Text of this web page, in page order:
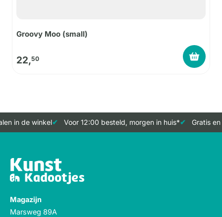
Groovy Moo (small)
22,50
in de winkel Voor 12:00 besteld, morgen in huis* Gratis
Magazijn
Marsweg 89A